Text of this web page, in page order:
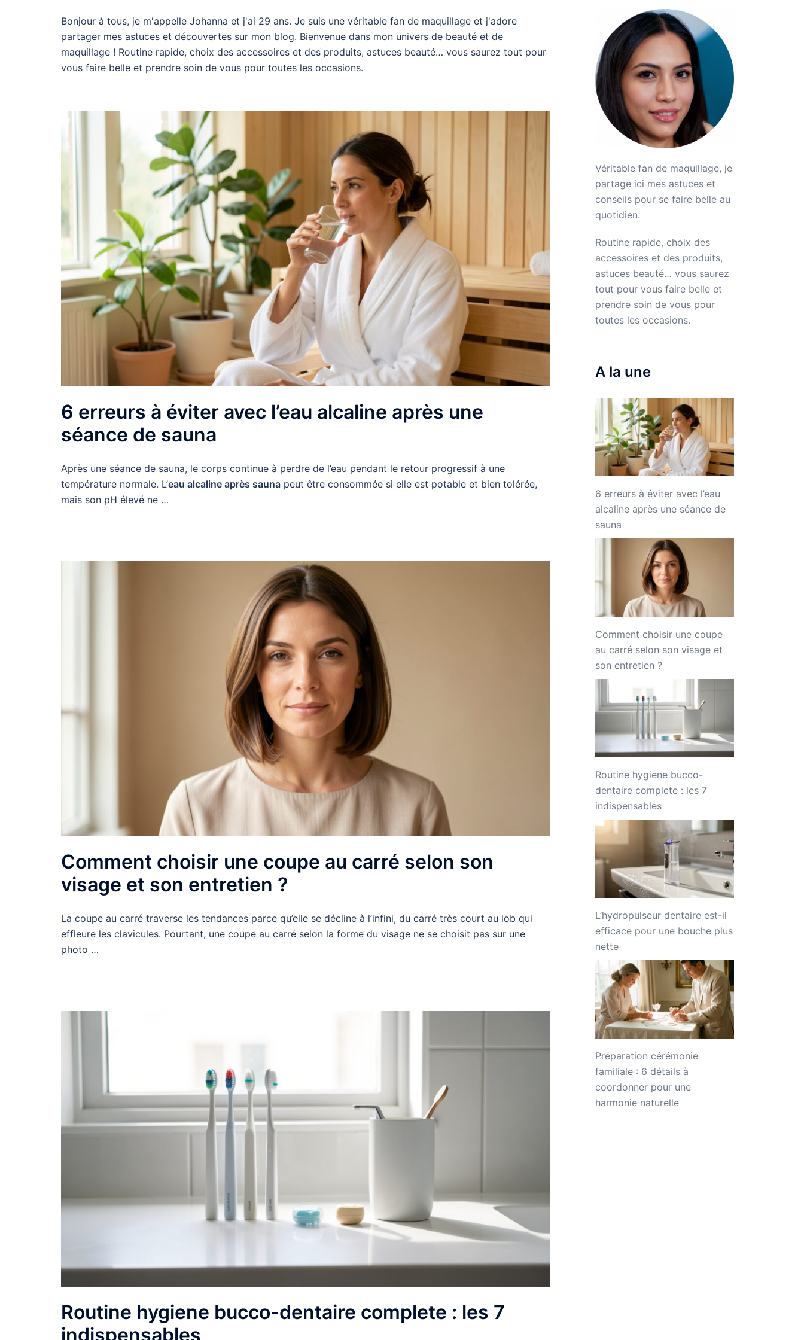
Bonjour à tous, je m'appelle Johanna et j'ai 29 ans. Je suis une véritable fan de maquillage et j'adore
partager mes astuces et découvertes sur mon blog. Bienvenue dans mon univers de beauté et de
maquillage ! Routine rapide, choix des accessoires et des produits, astuces beauté… vous saurez tout pour
vous faire belle et prendre soin de vous pour toutes les occasions.
6 erreurs à éviter avec l’eau alcaline après une
séance de sauna
Après une séance de sauna, le corps continue à perdre de l’eau pendant le retour progressif à une
température normale. L’eau alcaline après sauna peut être consommée si elle est potable et bien tolérée,
mais son pH élevé ne …
Comment choisir une coupe au carré selon son
visage et son entretien ?
La coupe au carré traverse les tendances parce qu’elle se décline à l’infini, du carré très court au lob qui
effleure les clavicules. Pourtant, une coupe au carré selon la forme du visage ne se choisit pas sur une
photo …
Routine hygiene bucco-dentaire complete : les 7
indispensables
Véritable fan de maquillage, je
partage ici mes astuces et
conseils pour se faire belle au
quotidien.
Routine rapide, choix des
accessoires et des produits,
astuces beauté… vous saurez
tout pour vous faire belle et
prendre soin de vous pour
toutes les occasions.
A la une
6 erreurs à éviter avec l’eau
alcaline après une séance de
sauna
Comment choisir une coupe
au carré selon son visage et
son entretien ?
Routine hygiene bucco-
dentaire complete : les 7
indispensables
L’hydropulseur dentaire est-il
efficace pour une bouche plus
nette
Préparation cérémonie
familiale : 6 détails à
coordonner pour une
harmonie naturelle